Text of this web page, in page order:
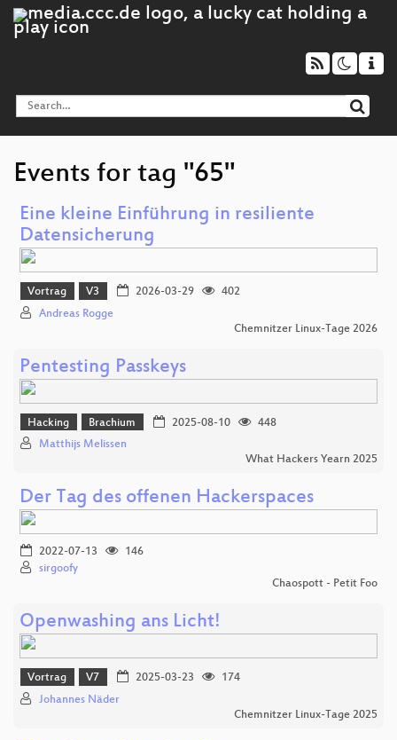
Events for tag "65"
Eine kleine Einführung in resiliente
Datensicherung
Vortrag V3 2026-03-29
402
Andreas Rogge
Chemnitzer Linux-Tage 2026
Pentesting Passkeys
Hacking Brachium 2025-08-10
448
Matthijs Melissen
What Hackers Yearn 2025
Der Tag des offenen Hackerspaces
2022-07-13
146
sirgoofy
Chaospott - Petit Foo
Openwashing ans Licht!
Vortrag V7 2025-03-23
174
Johannes Näder
Chemnitzer Linux-Tage 2025